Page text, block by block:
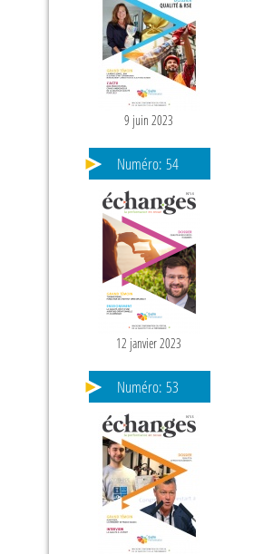
9 juin 2023
Numéro: 54
12 janvier 2023
Numéro: 53